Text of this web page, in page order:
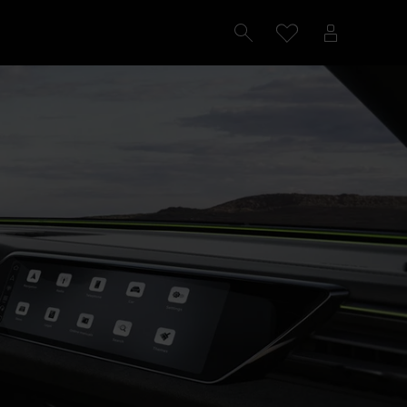
Configureren Proefrit plannen